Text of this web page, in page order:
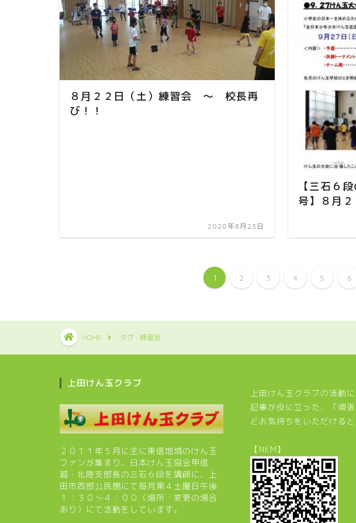
８月２２日（土）練習会 ～ 校長再
び！！
2020年8月23日
【三石６
号】８月
1 2 3 4 5 6
HOME タグ : 練習会
上田けん玉クラブ
２０１１年５月に主に東信地域のけん玉
ファンが集まり、日本けん玉協会甲信
越・北陸支部長の三石６段を講師に、上
田市西部公民館にて毎月第４土曜日午後
１：３０～４：００（場所・変更の場合
あり）にて活動をしています。
上田けん玉クラブの活動
記事が役に立った、「頑
どお気持ちをいただけると
【NEM】